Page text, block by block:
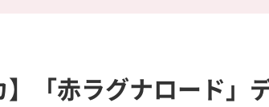
】「赤ラグナロード」